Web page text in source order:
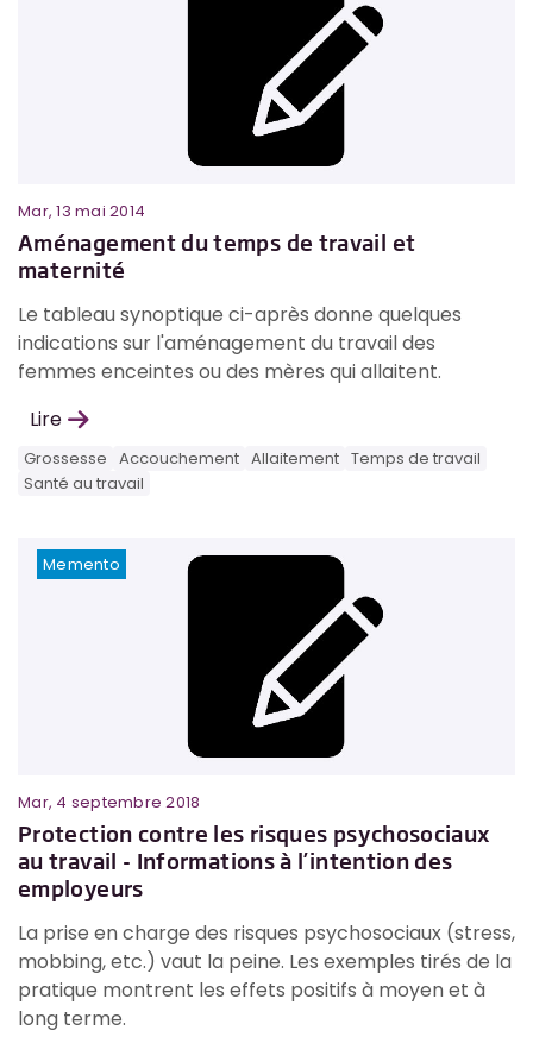
Mar, 13 mai 2014
Aménagement du temps de travail et
maternité
Le tableau synoptique ci-après donne quelques
indications sur l'aménagement du travail des
femmes enceintes ou des mères qui allaitent.
Lire
Grossesse Accouchement Allaitement Temps de travail
Santé au travail
Memento
Mar, 4 septembre 2018
Protection contre les risques psychosociaux
au travail - Informations à l’intention des
employeurs
La prise en charge des risques psychosociaux (stress,
mobbing, etc.) vaut la peine. Les exemples tirés de la
pratique montrent les effets positifs à moyen et à
long terme.